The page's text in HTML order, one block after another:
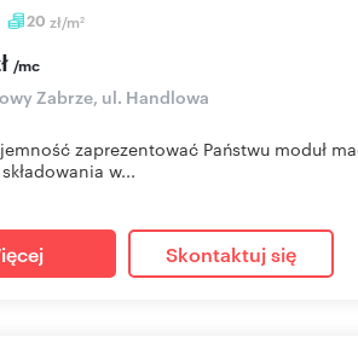
20 zł/m2
/mc
Zabrze, ul. Handlowa
zaprezentować Państwu moduł
w...
Skontaktuj się